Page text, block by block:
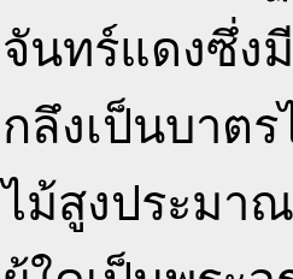
จันทร์แดงซึ่ง
กลึงเป็นบาต
ไม้สูงประมา